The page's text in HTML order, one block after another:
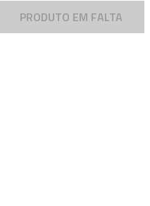
PRODUTO EM FALTA